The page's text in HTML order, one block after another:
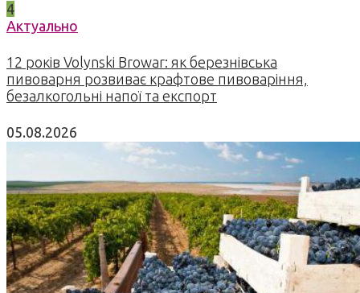
4
Актуально
12 років Volynski Browar: як березнівська
пивоварня розвиває крафтове пивоваріння,
безалкогольні напої та експорт
05.08.2026